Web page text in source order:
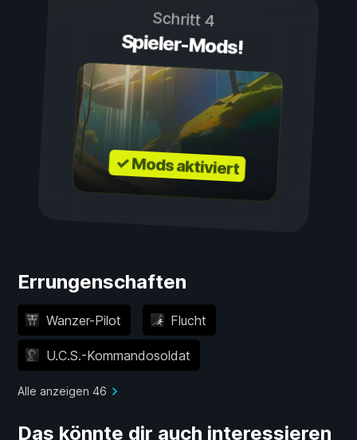
Schritt 4
Spieler-Mods!
✓ Mods aktiviert
Errungenschaften
Wanzer-Pilot Flucht
U.C.S.-Kommandosoldat
Alle anzeigen 46
Das könnte dir auch interessieren